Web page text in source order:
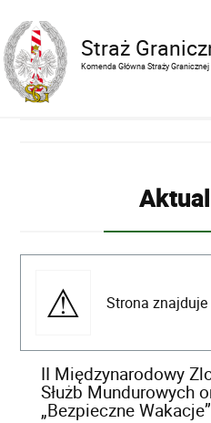
Straż
Komenda Główna Straży Granicznej
Strona
II Międzynarodowy
Służb Mundurowych
„Bezpieczne Wakacje”